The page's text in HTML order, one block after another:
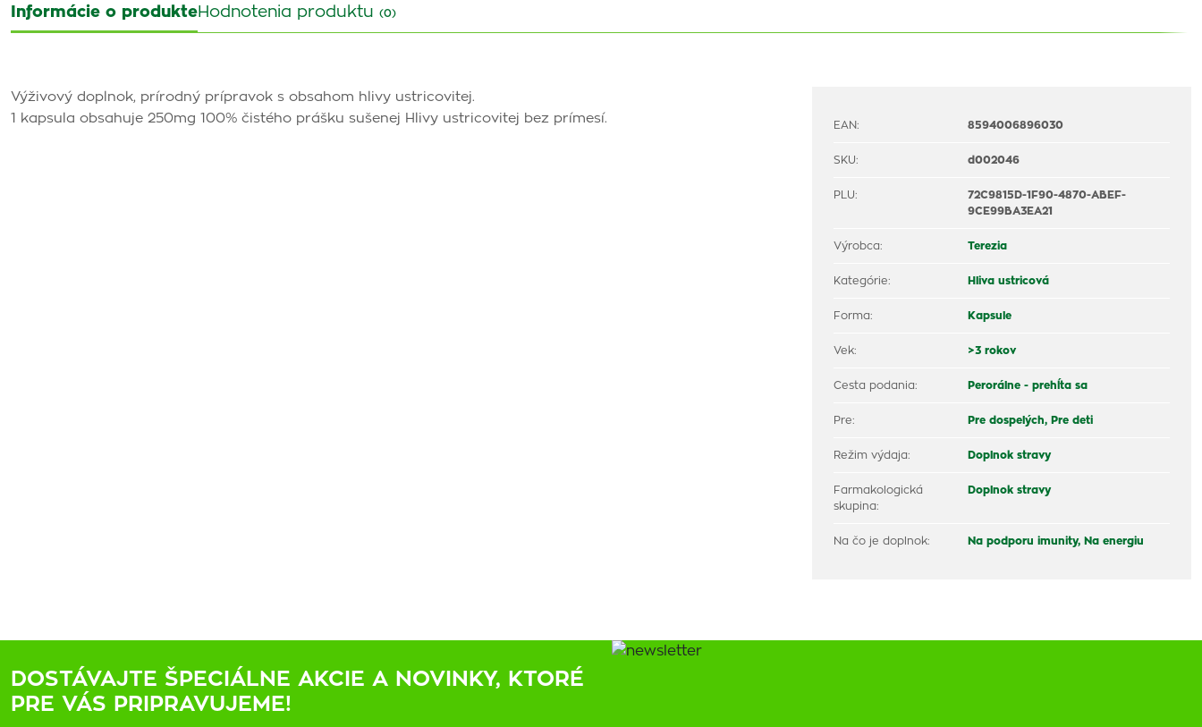
Informácie o produkteHodnotenia produktu (0)
Výživový doplnok, prírodný prípravok s obsahom hlivy ustricovitej.
1 kapsula obsahuje 250mg 100% čistého prášku sušenej Hlivy ustricovitej bez prímesí.
EAN: 8594006896030
SKU: d002046
PLU:
72C9815D-1F90-4870-ABEF-
9CE99BA3EA21
Výrobca: Terezia
Kategórie: Hliva ustricová
Forma: Kapsule
Vek: >3 rokov
Cesta podania: Perorálne - prehĺta sa
Pre: Pre dospelých, Pre deti
Režim výdaja: Doplnok stravy
Farmakologická
skupina:
Doplnok stravy
Na čo je doplnok: Na podporu imunity, Na energiu
DOSTÁVAJTE ŠPECIÁLNE AKCIE A NOVINKY, KTORÉ
PRE VÁS PRIPRAVUJEME!